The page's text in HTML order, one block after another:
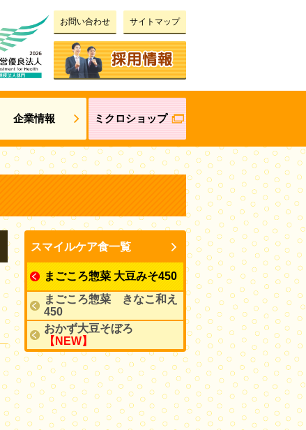
お問い合わせ サイトマップ
企業情報 ミクロショップ
スマイルケア食一覧
まごころ惣菜 大豆みそ450
まごころ惣菜 きなこ和え
450
おかず大豆そぼろ
【NEW】